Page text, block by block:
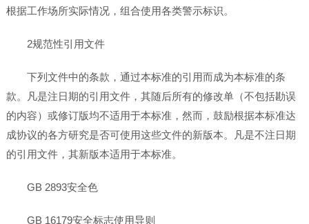
根据工作场所实际情况，组合使用各类警示标识。
2规范性引用文件
下列文件中的条款，通过本标准的引用而成为本标准的条
款。凡是注日期的引用文件，其随后所有的修改单（不包括勘误
的内容）或修订版均不适用于本标准，然而，鼓励根据本标准达
成协议的各方研究是否可使用这些文件的新版本。凡是不注日期
的引用文件，其新版本适用于本标准。
GB 2893安全色
GB 16179安全标志使用导则